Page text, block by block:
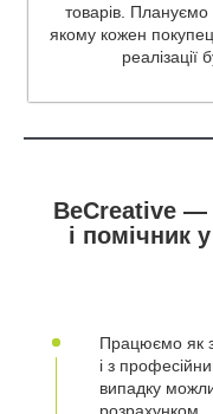
товарів.
якому кожен
реалізації
BeCreative —
і помічник
Працюємо як
і з
випадку
розрахунком.